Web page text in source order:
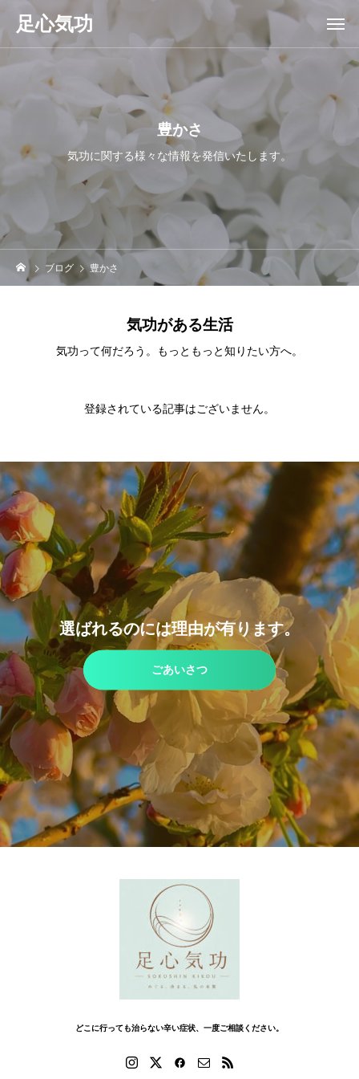
足心気功
豊かさ
気功に関する様々な情報を発信いたします。
ブログ 豊かさ
気功がある生活
気功って何だろう。もっともっと知りたい方へ。
登録されている記事はございません。
選ばれるのには理由が有ります。
ごあいさつ
どこに行っても治らない辛い症状、一度ご相談ください。